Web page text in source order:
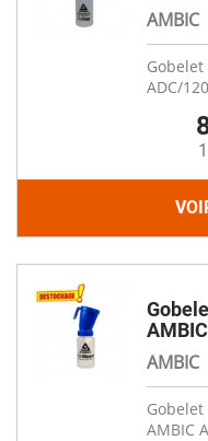
AMBIC
ADC/
AMBIC
AMBIC
AMBIC